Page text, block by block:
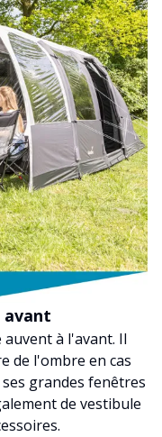
avant
à l'avant. Il
de l'ombre en cas
grandes fenêtres
de vestibule